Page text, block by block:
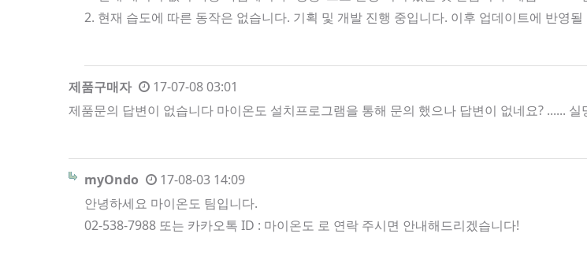
2. 현재 습도에 따른 동작은 없습니다. 기획 및 개발 진행 중입니다. 이후 업데이트에 반영
제품구매자
17-07-08 03:01
제품문의 답변이 없습니다 마이온도 설치프로그램을 통해 문의 했으나 답변이 없네요? ...... 실
myOndo
17-08-03 14:09
안녕하세요 마이온도 팀입니다.
02-538-7988 또는 카카오톡 ID : 마이온도 로 연락 주시면 안내해드리겠습니다!